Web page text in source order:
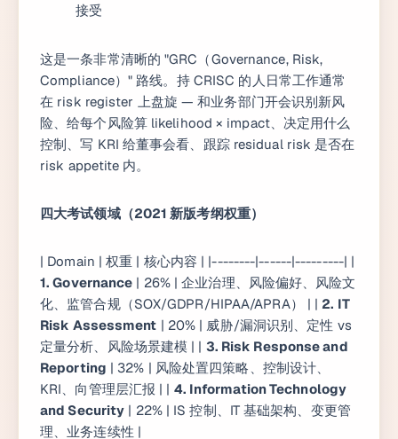
接受
这是一条非常清晰的 "GRC（Governance, Risk,
Compliance）" 路线。持 CRISC 的人日常工作通常
在 risk register 上盘旋 — 和业务部门开会识别新风
险、给每个风险算 likelihood × impact、决定用什么
控制、写 KRI 给董事会看、跟踪 residual risk 是否在
risk appetite 内。
四大考试领域（2021 新版考纲权重）
| Domain | 权重 | 核心内容 | |--------|------|---------| |
1. Governance | 26% | 企业治理、风险偏好、风险文
化、监管合规（SOX/GDPR/HIPAA/APRA） | | 2. IT
Risk Assessment | 20% | 威胁/漏洞识别、定性 vs
定量分析、风险场景建模 | | 3. Risk Response and
Reporting | 32% | 风险处置四策略、控制设计、
KRI、向管理层汇报 | | 4. Information Technology
and Security | 22% | IS 控制、IT 基础架构、变更管
理、业务连续性 |